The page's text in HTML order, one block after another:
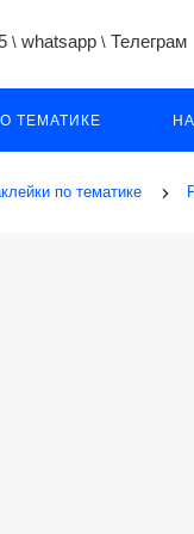
\whatsapp \ Телеграм
ТЕМАТИКЕ
по тематике